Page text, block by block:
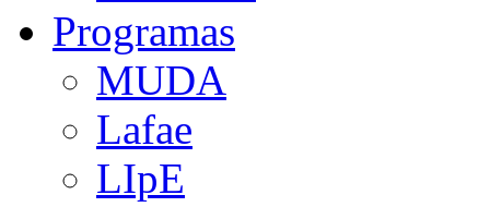
Programas
MUDA
Lafae
LIpE